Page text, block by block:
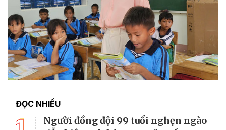
ĐỌC NHIỀU
Người đồng đội 99 tuổi nghẹn ngào